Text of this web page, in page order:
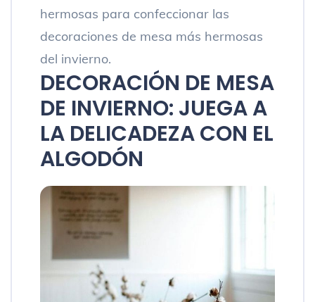
hermosas para confeccionar las
decoraciones de mesa más hermosas
del invierno.
DECORACIÓN DE MESA
DE INVIERNO: JUEGA A
LA DELICADEZA CON EL
ALGODÓN